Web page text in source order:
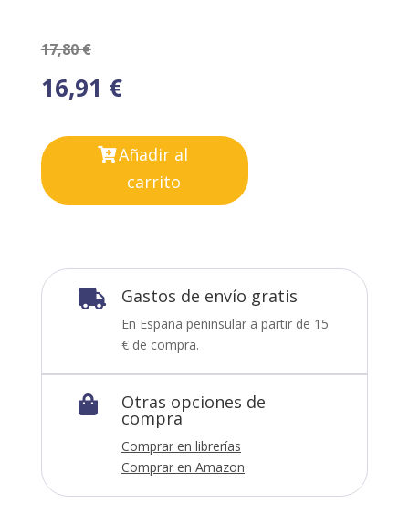
17,80€
16,91 €
Añadir al
carrito
 Gastos de envío gratis
En España peninsular a partir de 15
€ de compra.
 Otras opciones de
compra
Comprar en librerías
Comprar en Amazon